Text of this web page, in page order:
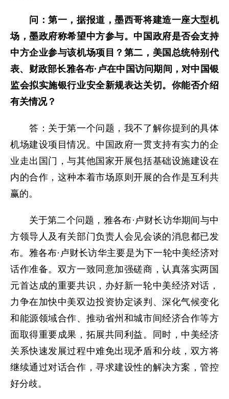
问：第一，据报道，墨西哥将建造一座大型机
场，墨政府称希望中方参与。中国政府是否会支持
中方企业参与该机场项目？第二， 美国总统特别代
表、财政部长雅各布·卢在中国访问期间，对中国银
监会拟实施银行业安全新规表达关切。你能否介绍
有关情况？
答：关于第一个问题，我不了解你提到的具体
机场建设项目情况。中国政府一贯支持有实力的企
业走出国门，与其他国家开展包括基础设施建设在
内的合作，这种本着市场原则开展的合作是互利共
赢的。
关于第二个问题，雅各布·卢财长访华期间与中
方领导人及有关部门负责人会见会谈的消息都已发
布。雅各布·卢财长访华主要是为下一轮中美经济对
话作准备。双方一致同意加强磋商，认真落实两国
元首达成的重要共识，办好新一轮中美经济对话，
力争在加快中美双边投资协定谈判、深化气候变化
和能源领域合作、推动省州和城市间经济合作等方
面取得重要成果，拓展共同利益。同时，中美经济
关系快速发展过程中难免出现矛盾和分歧，双方将
继续通过对话合作，寻求建设性的解决方案，管控
好分歧。